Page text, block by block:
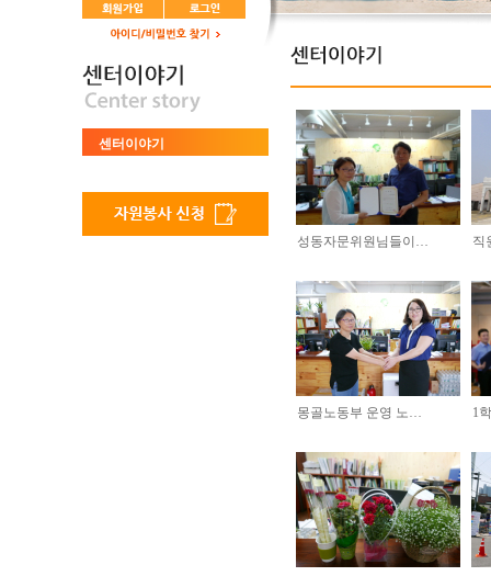
센터이야기
성동자문위원님들이… 직
몽골노동부 운영 노… 1